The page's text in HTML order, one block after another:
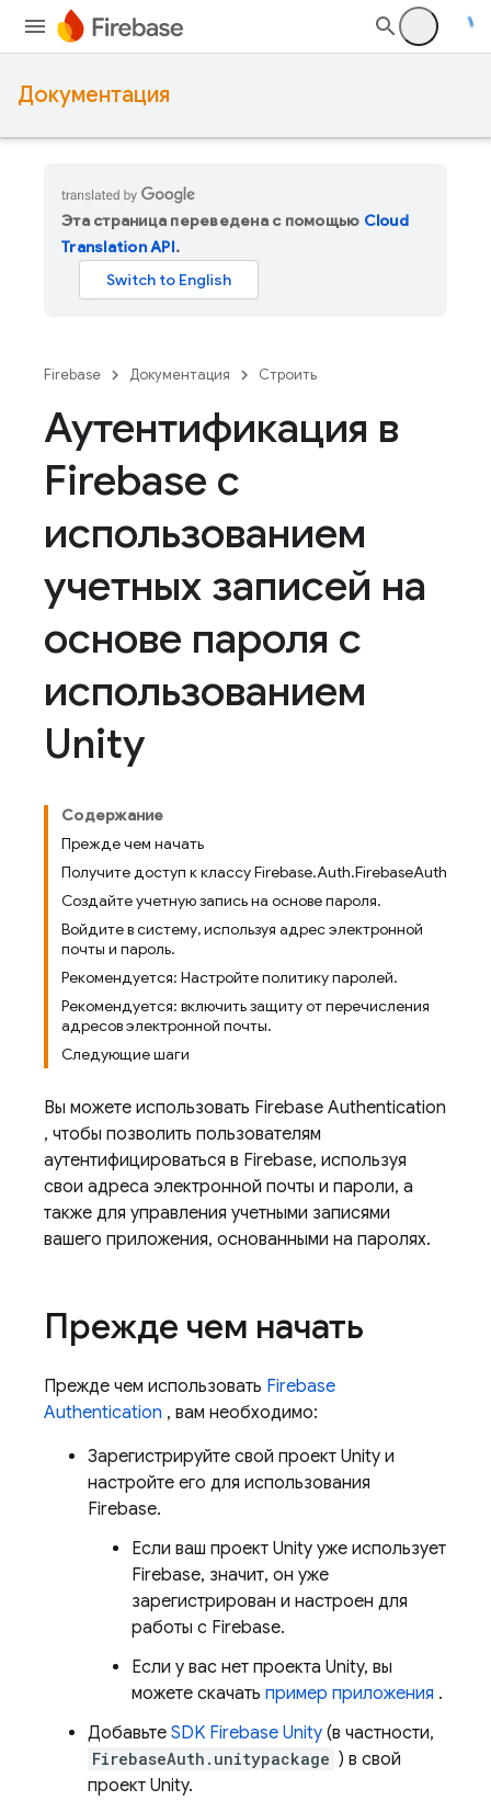
Документация
Эта страница переведена с помощью Cloud
Translation API.
Firebase Документация Строить
Аутентификация в
Firebase с
использованием
учетных записей на
основе пароля с
использованием
Unity
Содержание
Прежде чем начать
Получите доступ к классу Firebase.Auth.FirebaseAuth
Создайте учетную запись на основе пароля.
Войдите в систему, используя адрес электронной
почты и пароль.
Рекомендуется: Настройте политику паролей.
Рекомендуется: включить защиту от перечисления
адресов электронной почты.
Следующие шаги
Вы можете использовать Firebase Authentication
, чтобы позволить пользователям
аутентифицироваться в Firebase, используя
свои адреса электронной почты и пароли, а
также для управления учетными записями
вашего приложения, основанными на паролях.
Прежде чем начать
Прежде чем использовать Firebase
Authentication , вам необходимо:
Зарегистрируйте свой проект Unity и
настройте его для использования
Firebase.
Если ваш проект Unity уже использует
Firebase, значит, он уже
зарегистрирован и настроен для
работы с Firebase.
Если у вас нет проекта Unity, вы
можете скачать пример приложения .
Добавьте SDK Firebase Unity (в частности,
FirebaseAuth.unitypackage ) в свой
проект Unity.